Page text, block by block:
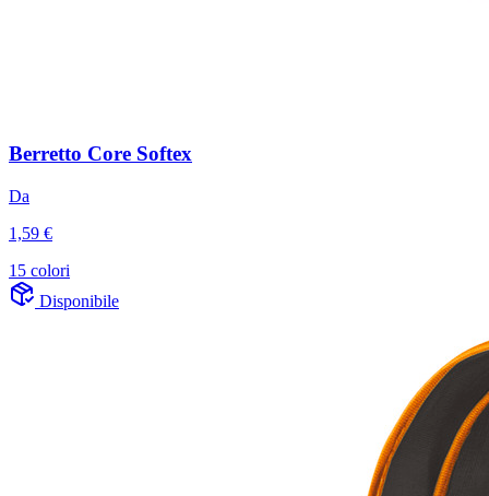
Berretto Core Softex
Da
1,59 €
15 colori
Disponibile